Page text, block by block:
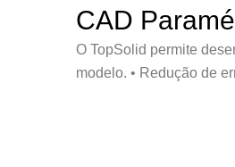
CAD
O TopSolid permite
modelo. • Redução de